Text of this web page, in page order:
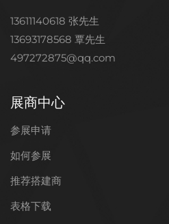
13611140618 张先生
13693178568 覃先生
497272875@qq.com
展商中心
参展申请
如何参展
推荐搭建商
表格下载